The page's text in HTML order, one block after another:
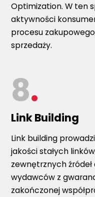
Optimization. W ten
aktywności
procesu
sprzedaży.
8.
Link Building
Link building
jakości stałych
zewnętrznych
wydawców z
zakończonej